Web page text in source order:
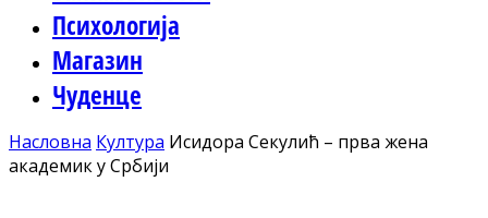
Психологија
Магазин
Чуденце
Насловна Култура Исидора Секулић – прва жена
академик у Србији